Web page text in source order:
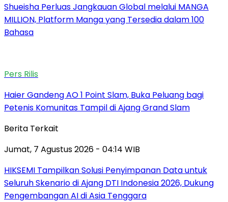
Shueisha Perluas Jangkauan Global melalui MANGA
MILLION, Platform Manga yang Tersedia dalam 100
Bahasa
Pers Rilis
Haier Gandeng AO 1 Point Slam, Buka Peluang bagi
Petenis Komunitas Tampil di Ajang Grand Slam
Berita Terkait
Jumat, 7 Agustus 2026 - 04:14 WIB
HIKSEMI Tampilkan Solusi Penyimpanan Data untuk
Seluruh Skenario di Ajang DTI Indonesia 2026, Dukung
Pengembangan AI di Asia Tenggara